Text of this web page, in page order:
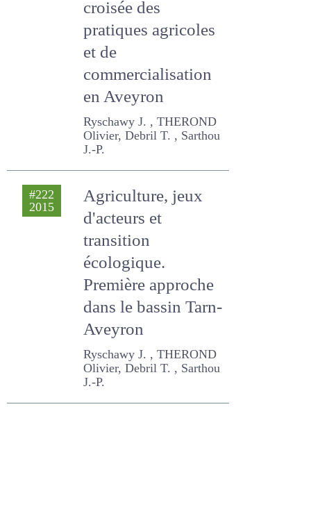
Une analyse
croisée des
pratiques agricoles
et de
commercialisation
en Aveyron
Ryschawy J. , THEROND
Olivier, Debril T. , Sarthou J.-
P.
#222
Agriculture, jeux
d'acteurs et
transition
écologique.
Première approche
dans le bassin
Tarn-Aveyron
Ryschawy J. , THEROND
Olivier, Debril T. , Sarthou J.-
P.